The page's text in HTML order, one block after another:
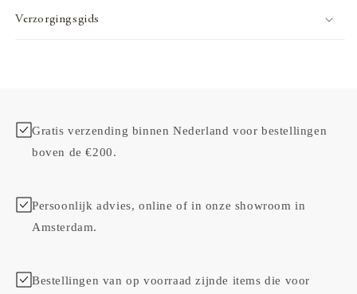
Verzorgingsgids
Gratis verzending binnen Nederland voor bestellingen
boven de €200.
Persoonlijk advies, online of in onze showroom in
Amsterdam.
Bestellingen van op voorraad zijnde items die voor